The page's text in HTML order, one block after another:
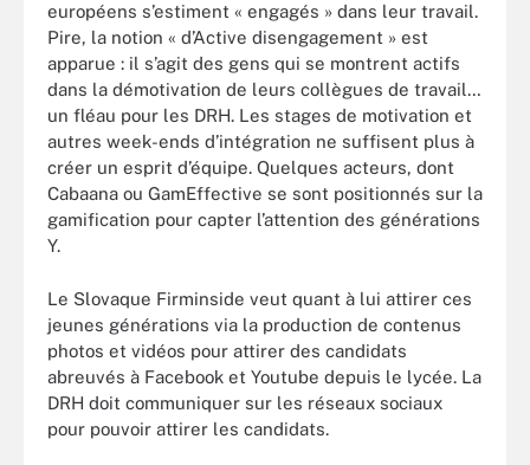
européens s’estiment « engagés » dans leur travail.
Pire, la notion « d’Active disengagement » est
apparue : il s’agit des gens qui se montrent actifs
dans la démotivation de leurs collègues de travail…
un fléau pour les DRH. Les stages de motivation et
autres week-ends d’intégration ne suffisent plus à
créer un esprit d’équipe. Quelques acteurs, dont
Cabaana ou GamEffective se sont positionnés sur la
gamification pour capter l’attention des générations
Y.
Le Slovaque Firminside veut quant à lui attirer ces
jeunes générations via la production de contenus
photos et vidéos pour attirer des candidats
abreuvés à Facebook et Youtube depuis le lycée. La
DRH doit communiquer sur les réseaux sociaux
pour pouvoir attirer les candidats.